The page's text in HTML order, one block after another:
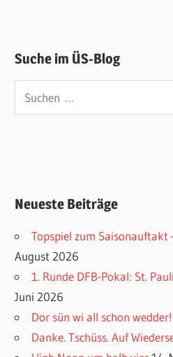
Suche im ÜS-Blog
Neueste Beiträge
Topspiel zum Saisonauftakt
August 2026
1. Runde DFB-Pokal: St.
Juni 2026
Dor sün wi all schon wedder!
Danke. Tschüss. Auf